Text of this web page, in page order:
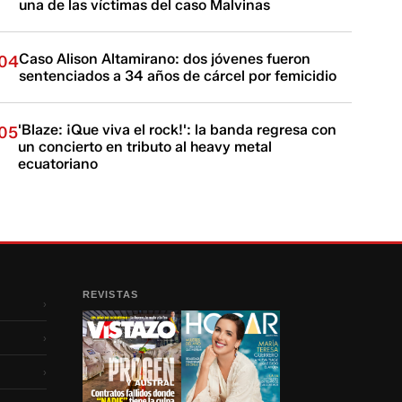
una de las víctimas del caso Malvinas
Caso Alison Altamirano: dos jóvenes fueron
sentenciados a 34 años de cárcel por femicidio
'Blaze: ¡Que viva el rock!': la banda regresa con
un concierto en tributo al heavy metal
ecuatoriano
›
›
›
REVISTAS